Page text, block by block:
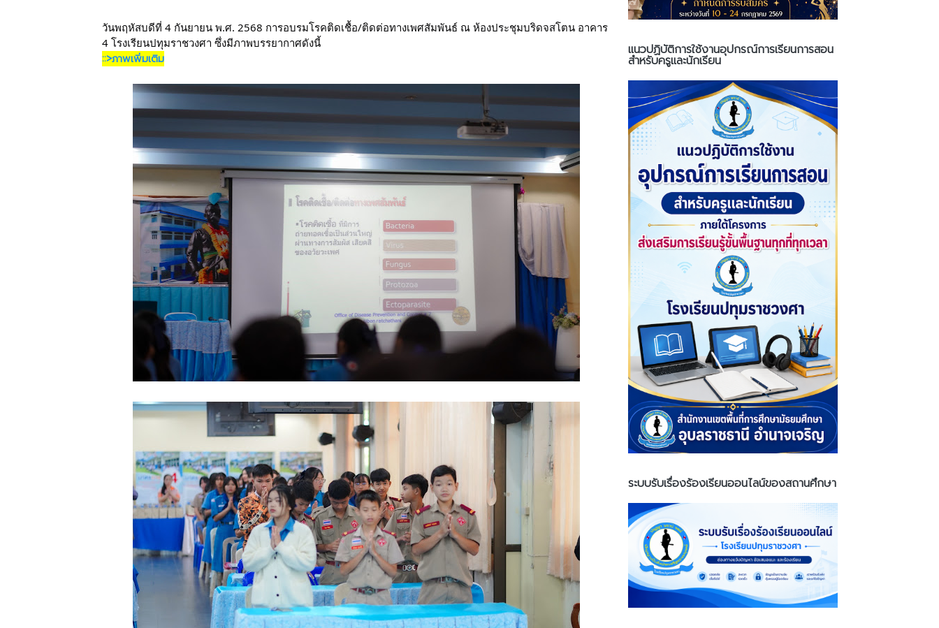
วันพฤหัสบดีที่ 4 กันยายน พ.ศ. 2568 การอบรมโรคติดเชื้อ/ติดต่อทางเพศสัมพันธ์ ณ ห้องประชุมบริดจสโตน อาคาร
4 โรงเรียนปทุมราชวงศา ซึ่งมีภาพบรรยากาศดังนี้
::>ภาพเพิ่มเติม
แนวปฏิบัติการใช้งานอุปกรณ์การเรียนการสอน
สำหรับครูและนักเรียน
ระบบรับเรื่องร้องเรียนออนไลน์ของสถานศึกษา